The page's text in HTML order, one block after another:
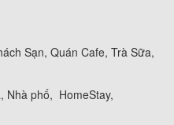
Sạn, Quán Cafe, Trà Sữa,
Nhà phố, HomeStay,